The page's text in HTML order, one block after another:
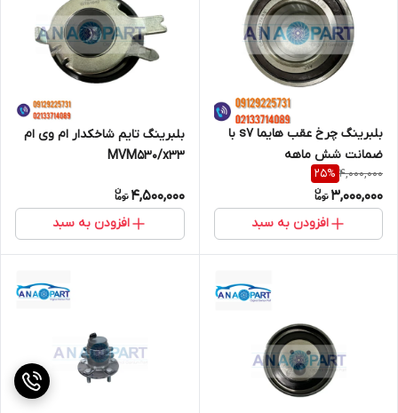
بلبرینگ چرخ عقب هایما s7 با
ضمانت شش ماهه
4,000,000
25%
3,000,000
افزودن به سبد
بلبرینگ تایم شاخکدار ام وی ام
MVM530/x33
4,500,000
افزودن به سبد